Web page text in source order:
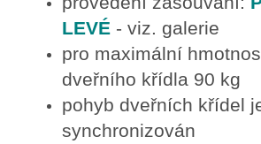
LEVÉ - viz. galerie
pro maximální
dveřního křídla 90 kg
pohyb dveřních křídel
synchronizován